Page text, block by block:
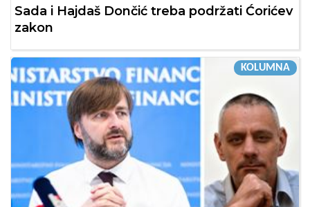
Sada i Hajdaš Dončić treba podržati Ćorićev
zakon
KOLUMNA